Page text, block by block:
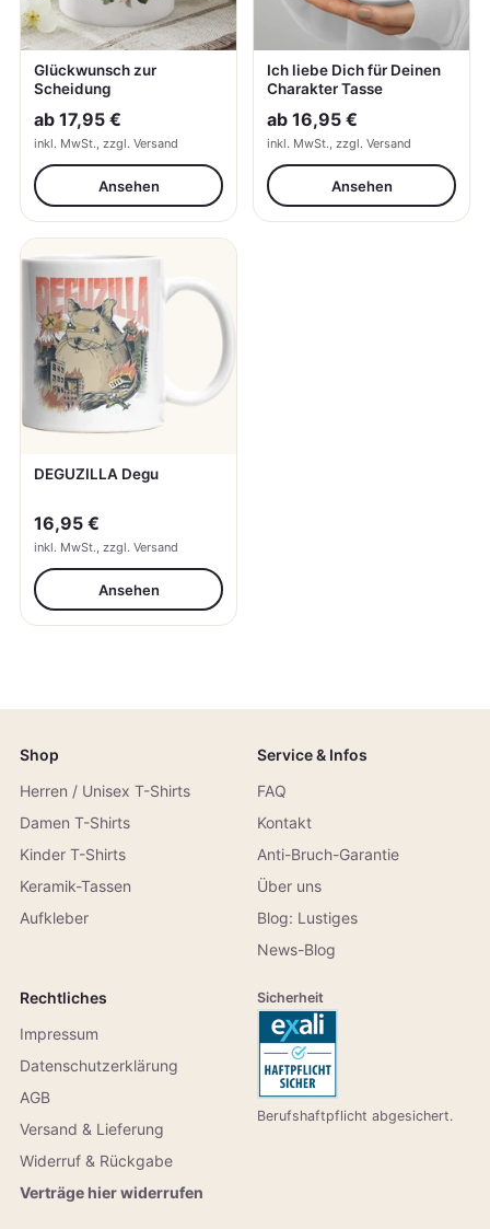
Glückwunsch zur
Scheidung
ab 17,95 €
inkl. MwSt., zzgl. Versand
Ansehen
Ich liebe Dich für Deinen
Charakter Tasse
ab 16,95 €
inkl. MwSt., zzgl. Versand
Ansehen
DEGUZILLA Degu
16,95 €
inkl. MwSt., zzgl. Versand
Ansehen
Shop
Herren / Unisex T-Shirts
Damen T-Shirts
Kinder T-Shirts
Keramik-Tassen
Aufkleber
Service & Infos
FAQ
Kontakt
Anti-Bruch-Garantie
Über uns
Blog: Lustiges
News-Blog
Rechtliches
Impressum
Datenschutzerklärung
AGB
Versand & Lieferung
Widerruf & Rückgabe
Verträge hier widerrufen
Sicherheit
Berufshaftpflicht abgesichert.